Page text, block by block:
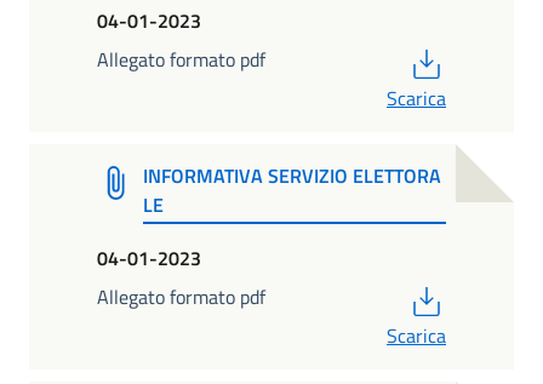
04-01-2023
Allegato formato pdf
Scarica
INFORMATIVA SERVIZIO ELETTORA
LE
04-01-2023
Allegato formato pdf
Scarica